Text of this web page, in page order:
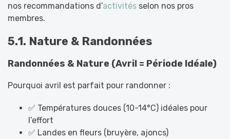
nos recommandations d’activités selon nos pros
membres.
5.1. Nature & Randonnées
Randonnées & Nature (Avril = Période Idéale)
Pourquoi avril est parfait pour randonner :
✅ Températures douces (10-14°C) idéales pour
l’effort
✅ Landes en fleurs (bruyère, ajoncs)